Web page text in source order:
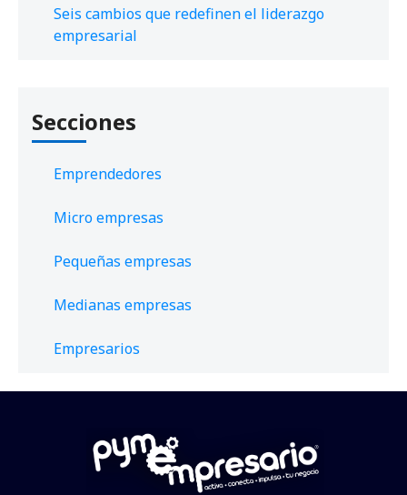
Seis cambios que redefinen el liderazgo
empresarial
Secciones
Emprendedores
Micro empresas
Pequeñas empresas
Medianas empresas
Empresarios